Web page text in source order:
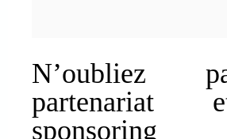
N’oubliez
partenariat
sponsoring